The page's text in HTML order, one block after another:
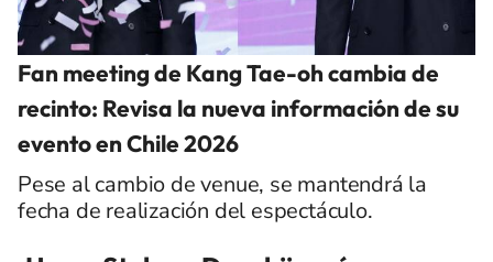
Fan meeting de Kang Tae-oh cambia de
recinto: Revisa la nueva información de su
evento en Chile 2026
Pese al cambio de venue, se mantendrá la
fecha de realización del espectáculo.